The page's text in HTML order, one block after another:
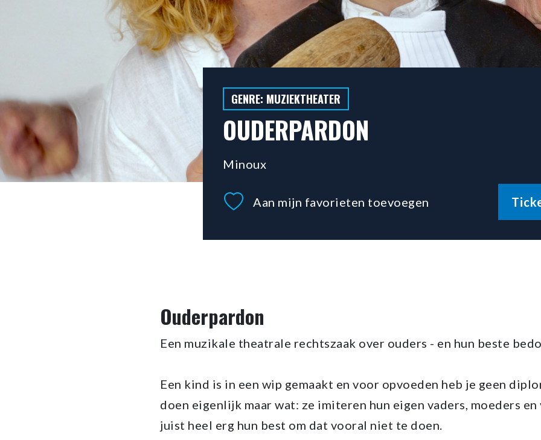
GENRE: MUZIEKTHEATER
OUDERPARDON
Minoux
Aan mijn favorieten toevoegen
Ouderpardon
Een muzikale theatrale rechtszaak over ouders - en hun beste
Een kind is in een wip gemaakt en voor opvoeden heb je geen
doen eigenlijk maar wat: ze imiteren hun eigen vaders, moeders
juist heel erg hun best om dat vooral niet te doen.